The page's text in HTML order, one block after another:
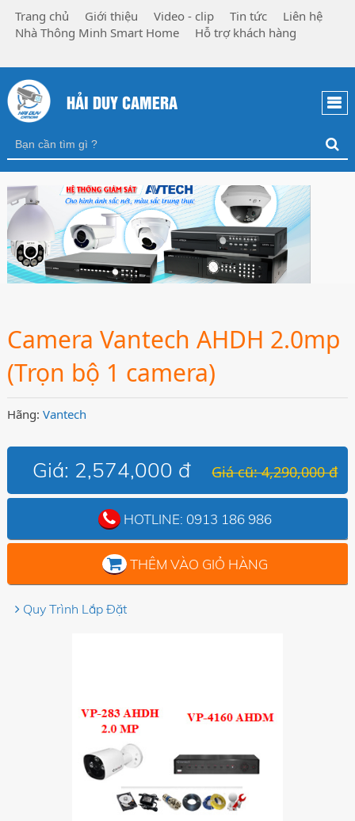
Trang chủ Giới thiệu Video - clip Tin tức
Liên hệ
Nhà Thông Minh Smart Home
Hỗ trợ khách hàng
HẢI DUY CAMERA
Camera Vantech AHDH 2.0mp
(Trọn bộ 1 camera)
Hãng: Vantech
Giá: 2,574,000 đ Giá cũ: 4,290,000 đ
HOTLINE: 0913 186 986
THÊM VÀO GIỎ HÀNG
Quy Trình Lắp Đặt